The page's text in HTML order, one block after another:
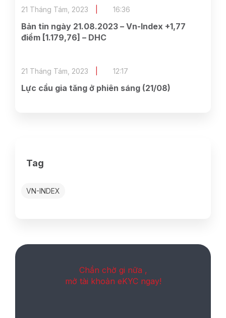
Bản tin ngày 21.08.2023 – Vn-Index +1,77
điểm [1.179,76] – DHC
21 Tháng Tám, 2023 16:36
Lực cầu gia tăng ở phiên sáng (21/08)
21 Tháng Tám, 2023 12:17
Tag
VN-INDEX
Chần chờ gi nữa ,
mở tài khoản eKYC ngay!